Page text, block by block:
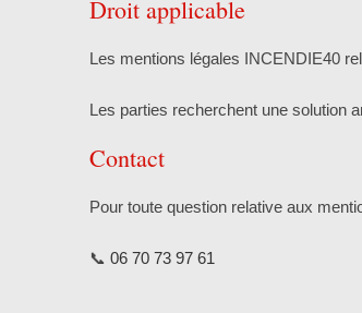
Droit applicable
Les mentions légales INCENDIE40
Les parties recherchent une solution
Contact
Pour toute question relative aux
📞 06 70 73 97 61